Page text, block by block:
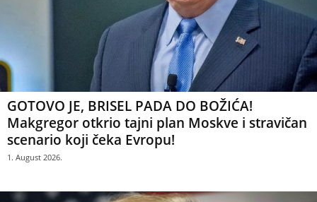
GOTOVO JE, BRISEL PADA DO BOŽIĆA!
Makgregor otkrio tajni plan Moskve i stravičan
scenario koji čeka Evropu!
1. August 2026.